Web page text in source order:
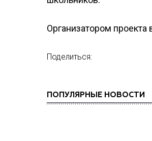
Организатором
Поделиться:
ПОПУЛЯРНЫЕ НОВОСТИ